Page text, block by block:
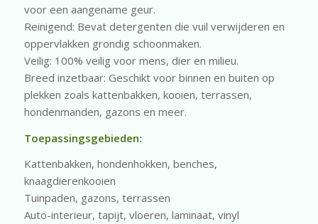
voor een aangename geur.
Reinigend: Bevat detergenten die vuil verwijderen en
oppervlakken grondig schoonmaken.
Veilig: 100% veilig voor mens, dier en milieu.
Breed inzetbaar: Geschikt voor binnen en buiten op
plekken zoals kattenbakken, kooien, terrassen,
hondenmanden, gazons en meer.
Toepassingsgebieden:
Kattenbakken, hondenhokken, benches,
knaagdierenkooien
Tuinpaden, gazons, terrassen
Auto-interieur, tapijt, vloeren, laminaat, vinyl